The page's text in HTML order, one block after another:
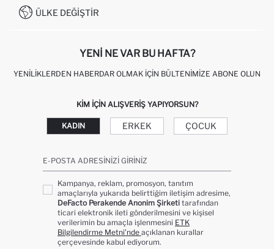
KAMPANYALAR
0850 333 22 86
ÜLKE DEĞIŞTIR
YENI NE VAR BU HAFTA?
YENILIKLERDEN HABERDAR OLMAK İÇIN BÜLTENIMIZE ABONE OLUN
KIM IÇIN ALIŞVERIŞ YAPIYORSUN?
KADIN ERKEK ÇOCUK
E-POSTA ADRESINIZI GIRINIZ
Kampanya, reklam, promosyon, tanıtım
amaçlarıyla yukarıda belirttiğim iletişim adresime,
DeFacto Perakende Anonim Şirketi tarafından
ticari elektronik ileti gönderilmesini ve kişisel
verilerimin bu amaçla işlenmesini ETK
Bilgilendirme Metni’nde açıklanan kurallar
çerçevesinde kabul ediyorum.